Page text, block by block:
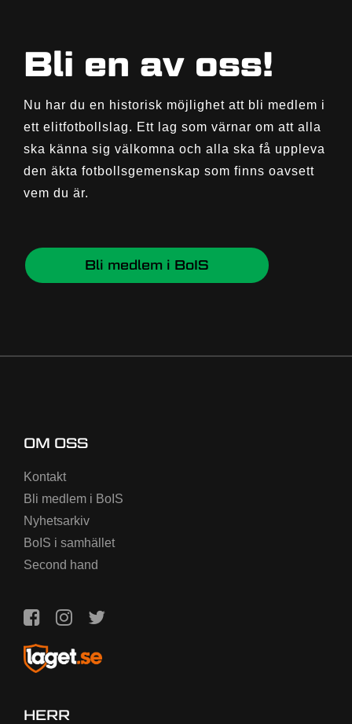
Bli en av oss!
Nu har du en historisk möjlighet att bli medlem i
ett elitfotbollslag. Ett lag som värnar om att alla
ska känna sig välkomna och alla ska få uppleva
den äkta fotbollsgemenskap som finns oavsett
vem du är.
Bli medlem i BoIS
OM OSS
Kontakt
Bli medlem i BoIS
Nyhetsarkiv
BoIS i samhället
Second hand
HERR